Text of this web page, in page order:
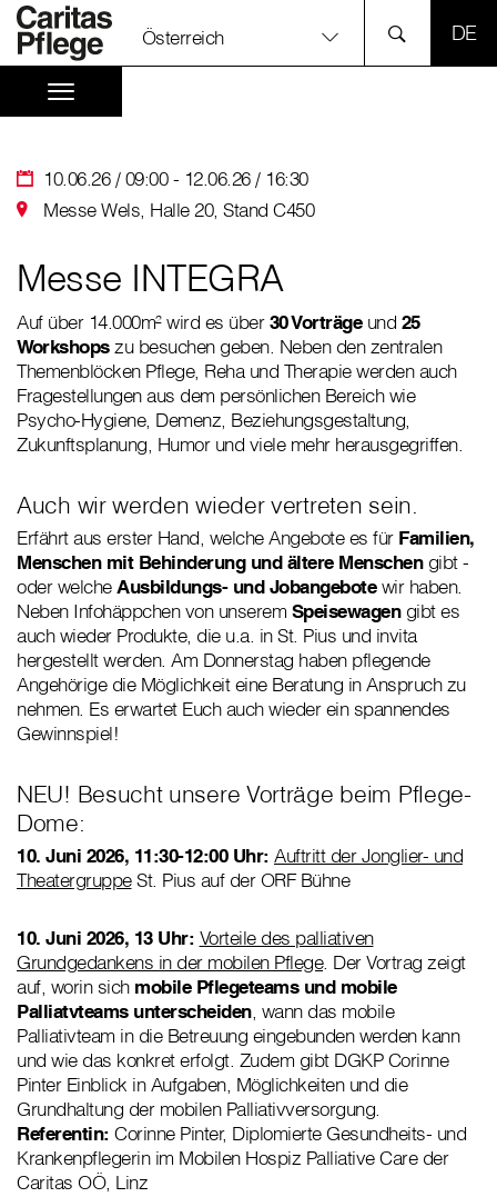
Österreich
10.06.26 / 09:00 - 12.06.26 / 16:30
Messe Wels, Halle 20, Stand C450
Messe INTEGRA
Auf über 14.000m² wird es über30 Vorträgeund 25
Workshopszu besuchen geben. Neben den zentralen
Themenblöcken Pflege, Reha und Therapie werden auch
Fragestellungen aus dem persönlichen Bereich wie
Psycho-Hygiene, Demenz, Beziehungsgestaltung,
Zukunftsplanung, Humor und viele mehr herausgegriffen.
Auch wir werden wieder vertreten sein.
Erfährt aus erster Hand, welche Angebote es für Familien,
Menschen mit Behinderung und ältere Menschengibt -
oder welcheAusbildungs- und Jobangebotewir haben.
Neben Infohäppchen von unserem Speisewagengibt es
auch wieder Produkte, die u.a. in St. Pius und invita
hergestellt werden. Am Donnerstag haben pflegende
Angehörige die Möglichkeit eine Beratung in Anspruch zu
nehmen. Es erwartet Euch auch wieder ein spannendes
Gewinnspiel!
NEU! Besucht unsere Vorträge beim Pflege-
Dome:
10. Juni 2026, 11:30-12:00 Uhr: Auftritt der Jonglier- und
TheatergruppeSt. Pius auf der ORF Bühne
10. Juni 2026, 13 Uhr: Vorteile des palliativen
Grundgedankens in der mobilen Pflege. Der Vortrag zeigt
auf, worin sich mobile Pflegeteams und mobile
Palliatvteams unterscheiden, wann das mobile
Palliativteam in die Betreuung eingebunden werden kann
und wie das konkret erfolgt. Zudem gibt DGKP Corinne
Pinter Einblick in Aufgaben, Möglichkeiten und die
Grundhaltung der mobilen Palliativversorgung.
Referentin: Corinne Pinter, Diplomierte Gesundheits- und
Krankenpflegerin im Mobilen Hospiz Palliative Care der
Caritas OÖ, Linz